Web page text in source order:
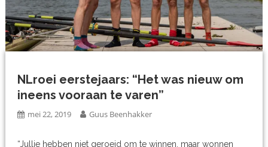
NLroei eerstejaars: “Het was nieuw om
ineens vooraan te varen”
mei 22, 2019 Guus Beenhakker
“Jullie hebben niet geroeid om te winnen, maar wonnen